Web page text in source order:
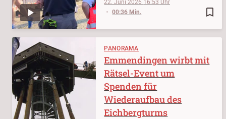
bookmark_border
22. Juni 2026 16:53
00:36 Min.
PANORAMA
Emmendingen wirbt mit
Rätsel-Event um
Spenden für
Wiederaufbau des
Eichbergturms